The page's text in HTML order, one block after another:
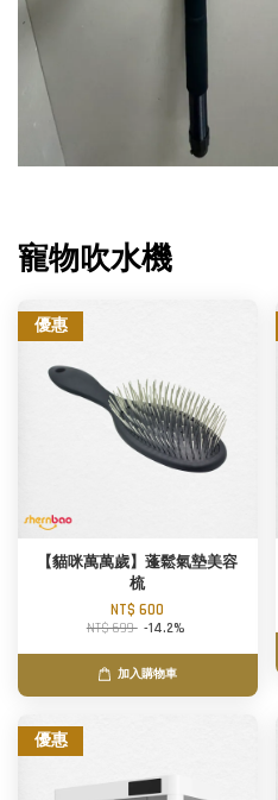
寵物吹水機
優惠
【貓咪萬萬歲】蓬鬆氣墊美容
梳
NT$ 600
NT$ 699 -14.2%
加入購物車
優惠